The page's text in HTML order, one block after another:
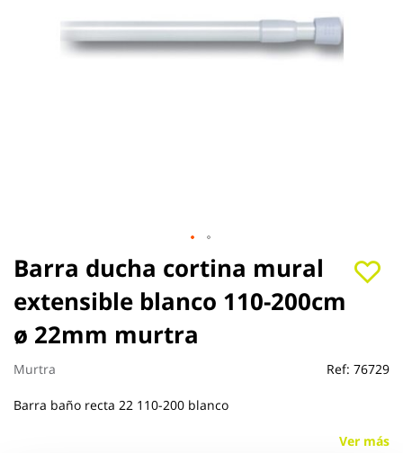
Barra ducha cortina mural
extensible blanco 110-200cm
ø 22mm murtra
Murtra Ref: 76729
Barra baño recta 22 110-200 blanco
Ver más
Saltar
al
comienzo
de
la
galería
de